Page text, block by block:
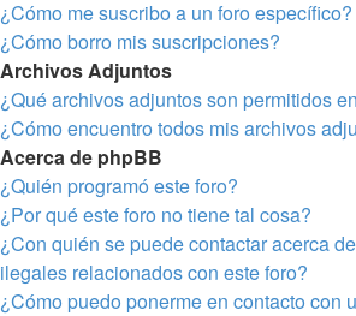
¿Cómo me suscribo a un foro específico?
¿Cómo borro mis suscripciones?
Archivos Adjuntos
¿Qué archivos adjuntos son permitidos
¿Cómo encuentro todos mis archivos
Acerca de phpBB
¿Quién programó este foro?
¿Por qué este foro no tiene tal cosa?
¿Con quién se puede contactar acerca
ilegales relacionados con este foro?
¿Cómo puedo ponerme en contacto con